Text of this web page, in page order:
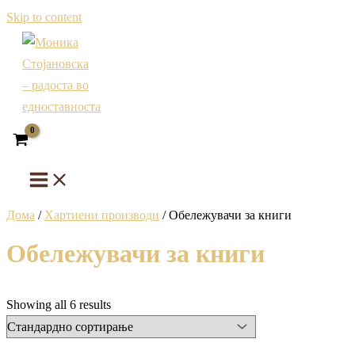
Skip to content
Дома /Хартиени производи / Обележувачи за книги
Обележувачи за книги
Showing all 6 results